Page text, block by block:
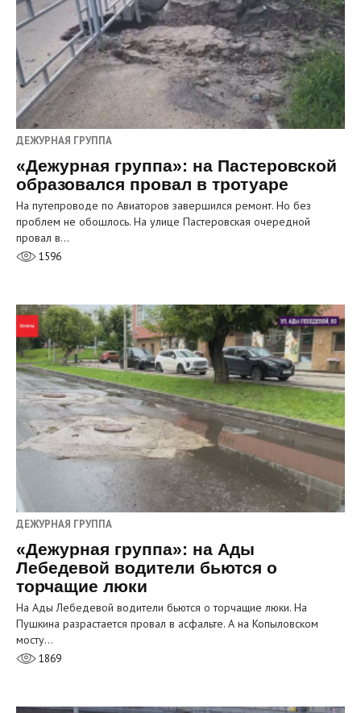
ДЕЖУРНАЯ ГРУППА
«Дежурная группа»: на Пастеровской
образовался провал в тротуаре
На путепроводе по Авиаторов завершился ремонт. Но без
проблем не обошлось. На улице Пастеровская очередной
провал в…
1596
ДЕЖУРНАЯ ГРУППА
«Дежурная группа»: на Ады
Лебедевой водители бьются о
торчащие люки
На Ады Лебедевой водители бьются о торчащие люки. На
Пушкина разрастается провал в асфальте. А на Копыловском
мосту…
1869